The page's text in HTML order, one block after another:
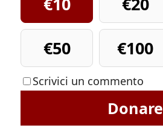
€50
€100
Scrivici un commento
Donare